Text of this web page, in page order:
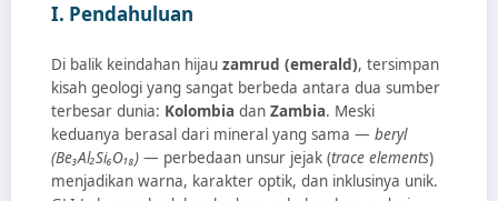
I. Pendahuluan
Di balik keindahan hijau zamrud (emerald), tersimpan
kisah geologi yang sangat berbeda antara dua sumber
terbesar dunia: Kolombia dan Zambia. Meski
keduanya berasal dari mineral yang sama — beryl
(Be₃Al₂Si₆O₁₈) — perbedaan unsur jejak (trace elements)
menjadikan warna, karakter optik, dan inklusinya unik.